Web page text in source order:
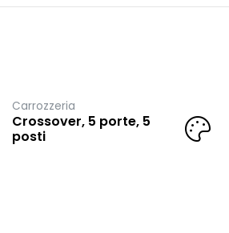
Carrozzeria
Crossover, 5 porte, 5
posti